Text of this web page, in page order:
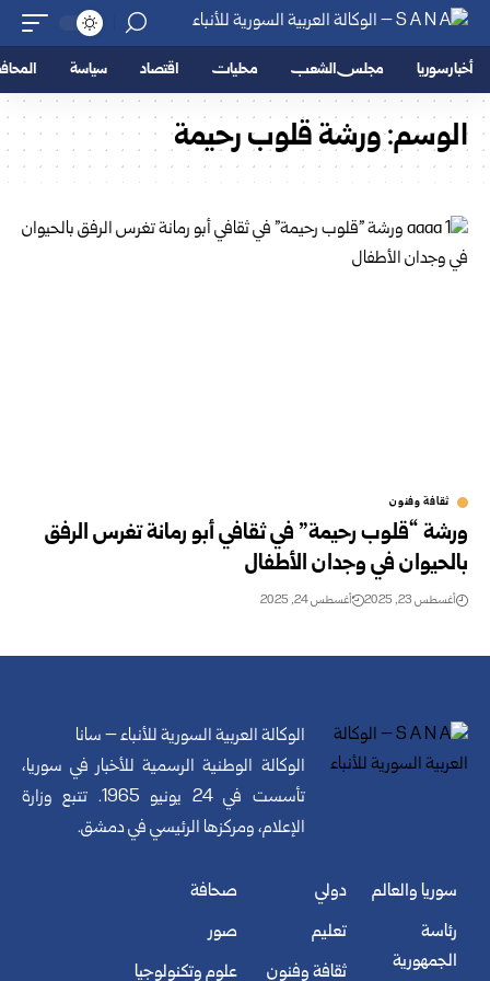
أخبار سوريا مجلس الشعب محليات اقتصاد سياسة
الوسم:ورشة قلوب رحيمة
ثقافة وفنون
ورشة “قلوب رحيمة” في ثقافي أبو رمانة تغرس الرفق
بالحيوان في وجدان الأطفال
أغسطس 23, 2025 أغسطس 24, 2025
الوكالة العربية السورية للأنباء – سانا
الوكالة الوطنية الرسمية للأخبار في سوريا،
تأسست في 24 يونيو 1965. تتبع وزارة
الإعلام، ومركزها الرئيسي في دمشق.
سوريا والعالم
رئاسة
الجمهورية
دولي
تعليم
ثقافة وفنون
صحافة
صور
علوم وتكنولوجيا